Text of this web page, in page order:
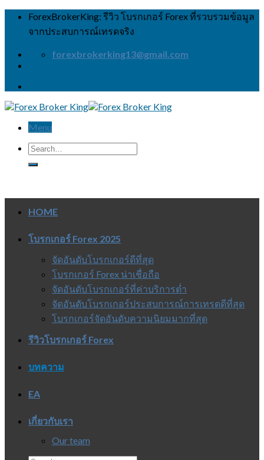
Skip
content
ForexBrokerKing: รีวิว โบรกเกอร์ Forex ที่รวบรวมข้อมูล
จากประสบการณ์เทรดจริง
forexbrokerking13@gmail.com
Menu
HOME
โบรกเกอร์ Forex 2025
จัดอันดับโบรกเกอร์ดีที่สุด
โบรกเกอร์ Forex น่าเชื่อถือ
จัดอันดับโบรกเกอร์ที่ค่าบริการต่ำ
จัดอันดับโบรกเกอร์ประสบการณ์การเทรดดีที่สุด
โบรกเกอร์จัดอันดับความนิยมมากที่สุด
รีวิวโบรกเกอร์ Forex
บทความ
EA
เกี่ยวกับเรา
Our team